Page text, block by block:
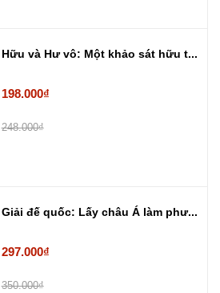
Hữu và Hư vô: Một khảo sát hữu t...
198.000₫
248.000₫
Giải đế quốc: Lấy châu Á làm phư...
297.000₫
350.000₫